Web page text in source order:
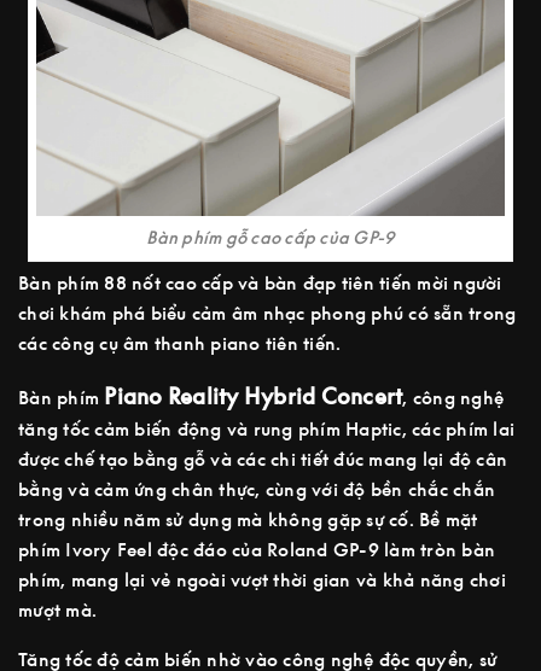
Bàn phím gỗ cao cấp của GP-9
Bàn phím 88 nốt cao cấp và bàn đạp tiên tiến mời người
chơi khám phá biểu cảm âm nhạc phong phú có sẵn trong
các công cụ âm thanh piano tiên tiến.
Bàn phím Piano Reality Hybrid Concert, công nghệ
tăng tốc cảm biến động và rung phím Haptic, các phím lai
được chế tạo bằng gỗ và các chi tiết đúc mang lại độ cân
bằng và cảm ứng chân thực, cùng với độ bền chắc chắn
trong nhiều năm sử dụng mà không gặp sự cố. Bề mặt
phím Ivory Feel độc đáo của Roland GP-9 làm tròn bàn
phím, mang lại vẻ ngoài vượt thời gian và khả năng chơi
mượt mà.
Tăng tốc độ cảm biến nhờ vào công nghệ độc quyền, sử